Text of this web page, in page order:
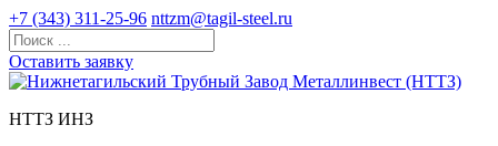
+7 (343) 311-25-96 nttzm@tagil-steel.ru
Оставить заявку
НТТЗ ИНЗ